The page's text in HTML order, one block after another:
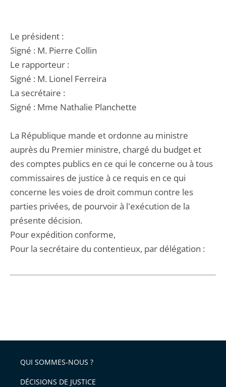
Le président :
Signé : M. Pierre Collin
Le rapporteur :
Signé : M. Lionel Ferreira
La secrétaire :
Signé : Mme Nathalie Planchette
La République mande et ordonne au ministre
auprès du Premier ministre, chargé du budget et
des comptes publics en ce qui le concerne ou à tous
commissaires de justice à ce requis en ce qui
concerne les voies de droit commun contre les
parties privées, de pourvoir à l'exécution de la
présente décision.
Pour expédition conforme,
Pour la secrétaire du contentieux, par délégation :
QUI SOMMES-NOUS ?
DÉCISIONS DE JUSTICE